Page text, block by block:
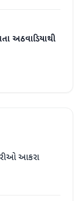
અઠવાડિયાથી
આકરા